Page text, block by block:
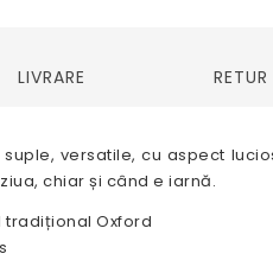
LIVRARE RETUR
versatile, cu aspect
chiar și când e iarnă.
Oxford